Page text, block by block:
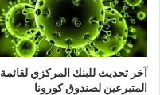
آخر تحديث للبنك المركزي لقائمة
المتبرعين لصندوق كورونا